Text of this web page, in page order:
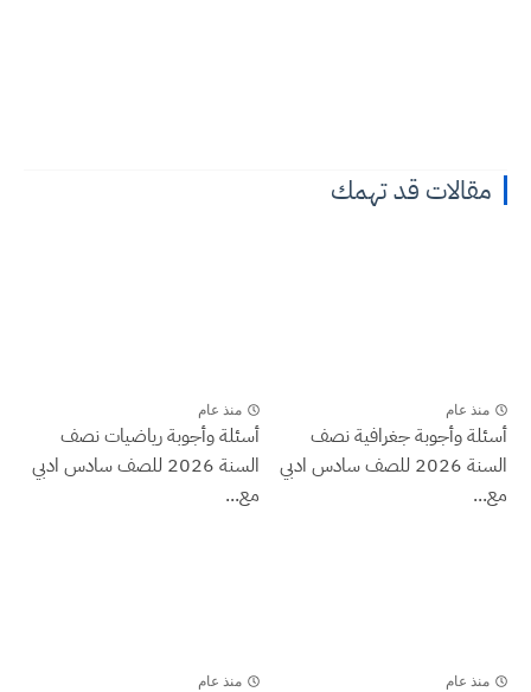
مقالات قد تهمك
منذ عام
أسئلة وأجوبة جغرافية نصف
السنة 2026 للصف سادس ادبي
مع...
منذ عام
أسئلة وأجوبة رياضيات نصف
السنة 2026 للصف سادس ادبي
مع...
منذ عام منذ عام